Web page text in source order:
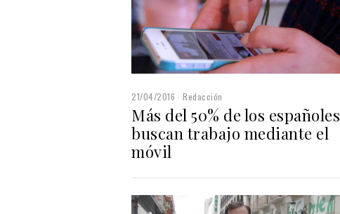
21/04/2016 Redacción
Más del 50% de los españoles
buscan trabajo mediante el
móvil